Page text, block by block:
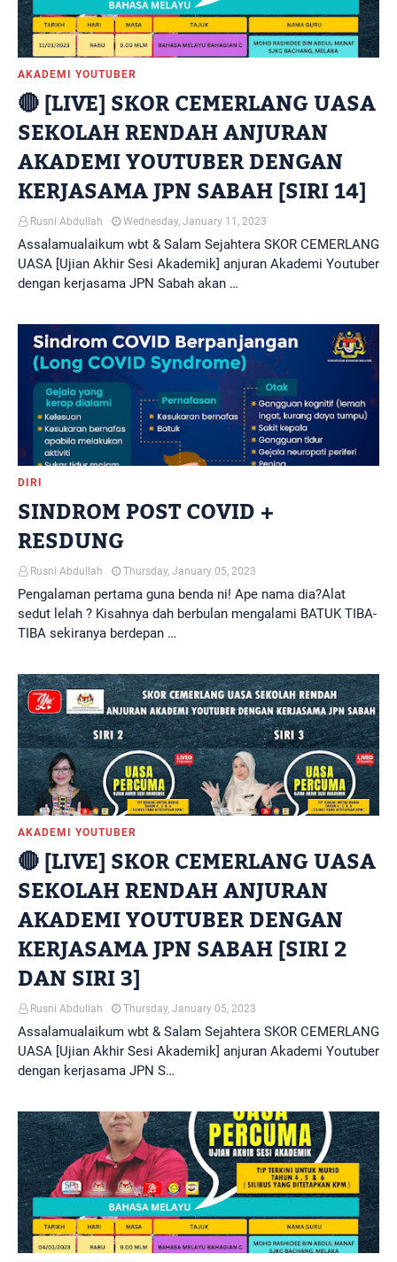
AKADEMI YOUTUBER
🔴 [LIVE] SKOR CEMERLANG UASA
SEKOLAH RENDAH ANJURAN
AKADEMI YOUTUBER DENGAN
KERJASAMA JPN SABAH [SIRI 14]
Rusni Abdullah Wednesday, January 11, 2023
Assalamualaikum wbt & Salam Sejahtera SKOR CEMERLANG
UASA [Ujian Akhir Sesi Akademik] anjuran Akademi Youtuber
dengan kerjasama JPN Sabah akan …
DIRI
SINDROM POST COVID +
RESDUNG
Rusni Abdullah Thursday, January 05, 2023
Pengalaman pertama guna benda ni! Ape nama dia?Alat
sedut lelah ? Kisahnya dah berbulan mengalami BATUK TIBA-
TIBA sekiranya berdepan …
AKADEMI YOUTUBER
🔴 [LIVE] SKOR CEMERLANG UASA
SEKOLAH RENDAH ANJURAN
AKADEMI YOUTUBER DENGAN
KERJASAMA JPN SABAH [SIRI 2
DAN SIRI 3]
Rusni Abdullah Thursday, January 05, 2023
Assalamualaikum wbt & Salam Sejahtera SKOR CEMERLANG
UASA [Ujian Akhir Sesi Akademik] anjuran Akademi Youtuber
dengan kerjasama JPN S…